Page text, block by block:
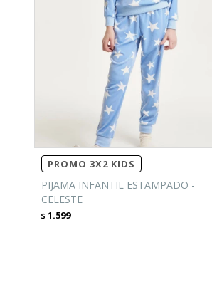
PROMO 3X2 KIDS
PIJAMA INFANTIL ESTAMPADO -
CELESTE
$ 1.599